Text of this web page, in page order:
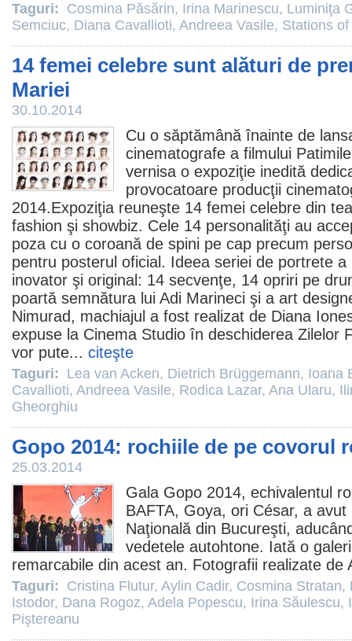
Taguri: Cosmina Păsărin, Irina Marinescu, Luminiţa
Semciuc, Diana Cavallioti, Andreea Vasile, Stations
14 femei celebre sunt alături de
Mariei
30.10.2014
Cu o săptămână înainte de
cinematografe a filmului
vernisa o expoziţie inedită
provocatoare producţii
2014.Expoziţia reuneşte 14 femei celebre din
fashion şi showbiz. Cele 14 personalităţi au
poza cu o coroană de spini pe cap precum
pentru posterul oficial. Ideea seriei de portrete
inovator şi original: 14 secvenţe, 14 opriri pe
poartă semnătura lui Adi Marineci şi a art
Nimurad, machiajul a fost realizat de Diana
expuse la Cinema Studio în deschiderea Zilelor
vor pute... citeşte
Taguri: Lea van Acken, Dietrich Brüggemann, Ioana
Cavallioti, Andreea Vasile, Rodica Lazar, Ana Ularu,
Gheorghiu
Gopo 2014: rochiile de pe covorul
25.03.2014
Gala Gopo 2014, echivalentul
BAFTA, Goya, ori César, a
Naţională din Bucureşti,
vedetele autohtone. Iată o
remarcabile din acest an. Fotografii realizate
Taguri: Cristina Flutur, Aylin Cadir, Cosmina Stratan,
Istodor, Dana Rogoz, Adela Popescu, Irina Săulescu,
Piştereanu